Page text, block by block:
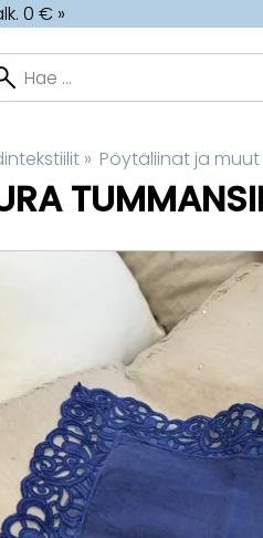
0 € »
‪» Pöytäliinat ja